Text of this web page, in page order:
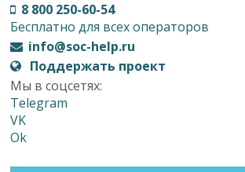
8 800 250-60-54
Бесплатно для всех операторов
info@soc-help.ru
Поддержать проект
Мы в соцсетях:
Telegram
VK
Ok